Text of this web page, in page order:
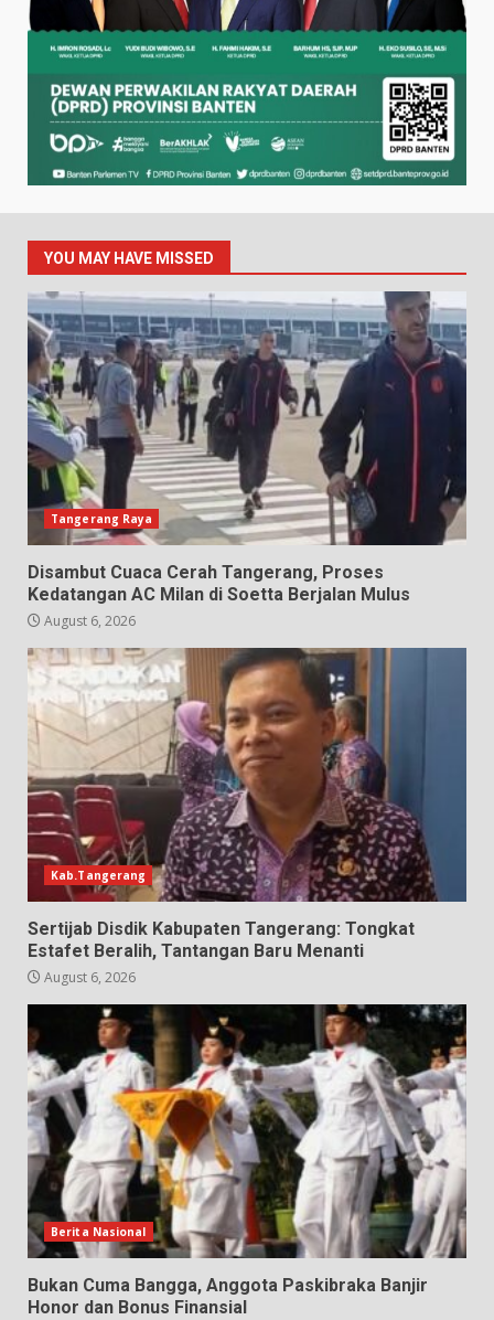
YOU MAY HAVE MISSED
Tangerang Raya
Disambut Cuaca Cerah Tangerang, Proses
Kedatangan AC Milan di Soetta Berjalan Mulus
August 6, 2026
Kab.Tangerang
Sertijab Disdik Kabupaten Tangerang: Tongkat
Estafet Beralih, Tantangan Baru Menanti
August 6, 2026
Berita Nasional
Bukan Cuma Bangga, Anggota Paskibraka Banjir
Honor dan Bonus Finansial